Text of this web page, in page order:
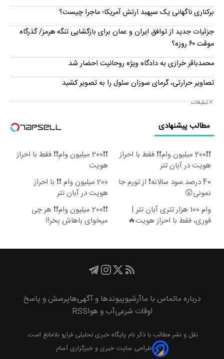
برکناری ناگهانی یک سپهبد ارتش آمریکا؛ ماجرا چیست؟
جزئیات جدید از توافق ایران و عمان برای بازگشایی تنگه هرمز/ گذرگاه
موقت ۶۰ روزه؟
محمدباقر خرازی به دادگاه ویژه روحانیت احضار شد
تصاویر حرارتی، گرمای سوزان سئول را به تصویر کشید
تبلیغات
مطالب پیشنهادی
❗❗200 میلیون وام❗❗ فقط با احراز
هویت در آبان تتر
❗❗200 میلیون وام❗❗ فقط با احراز
هویت
40 درصد سود سالانه❗ از تورم جا
نمونی😲
200 میلیون وام ❗❗ با احراز
هویت در آبان تتر
وام 100 هزار تتری آبان تتر |
فوری، فقط با احراز هویت🔥
❗❗200 میلیون وام❗❗ هر چی
میخوای باهاش بخر!!
درباره ماتماس با ماآرشیوپیوند‌ها و آگهی‌هاپرسش و پاسخ
اوقات شرعیآب و هواRSS
نقل و نشر مطالب با ذکر نام پايگاه خبری تحليلی فراروبلامانع است.
طراحی سایت خبری و خبرگزاری آسام